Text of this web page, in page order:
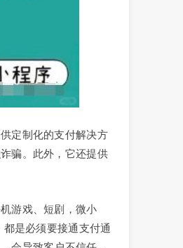
定制化的支付解决方
骗。此外，它还提供
游戏、短剧，微小
是必须要接通支付通